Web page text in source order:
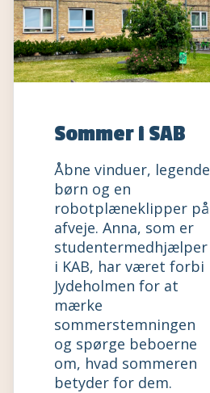
Sommer i SAB
Åbne vinduer, legende
børn og en
robotplæneklipper på
afveje. Anna, som er
studentermedhjælper
i KAB, har været forbi
Jydeholmen for at
mærke
sommerstemningen
og spørge beboerne
om, hvad sommeren
betyder for dem.